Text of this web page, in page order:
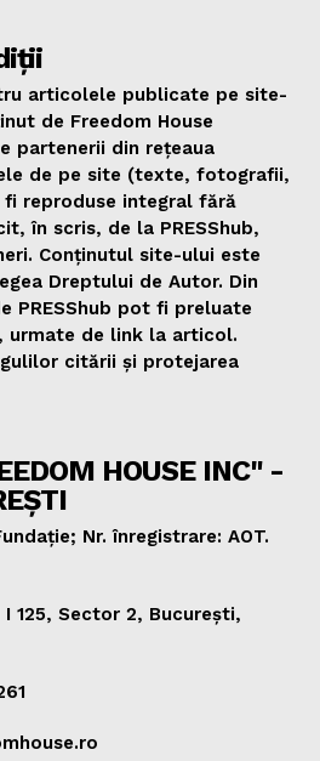
articolele publicate pe site-
de Freedom House
partenerii din rețeaua
de pe site (texte, fotografii,
reproduse integral fără
în scris, de la PRESShub,
Conținutul site-ului este
Dreptului de Autor. Din
PRESShub pot fi preluate
urmate de link la articol.
citării și protejarea
HOUSE INC" -
Nr. înregistrare: AOT.
125, Sector 2, București,